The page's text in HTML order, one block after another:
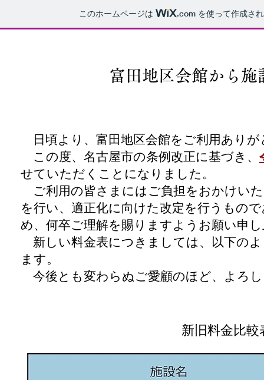
このホームページは .comを使って作成さ
富田地区会館から​
日頃より、富田地区会館をご利用あり
この度、名古屋市の条例改正に基づき、
せていただくことになりました。
ご利用の皆さまにはご負担をおかけい
を行い、適正化に向けた改定を行うもの
め、何卒ご理解を賜りますようお願い申
新しい料金表につきましては、以下の
ます。
今後とも変わらぬご愛顧のほど、よろ
新旧料金比較